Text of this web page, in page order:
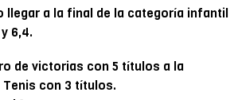
llegar a la final de la categoría infantil
6,4.
de victorias con 5 títulos a la
Tenis con 3 títulos.